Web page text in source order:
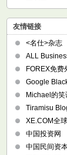
友情链接
<名仕>杂志
ALL
FOREX免费
Google
Michael的笑
Tiramisu
XE.COM全
中国投资网
中国民间资